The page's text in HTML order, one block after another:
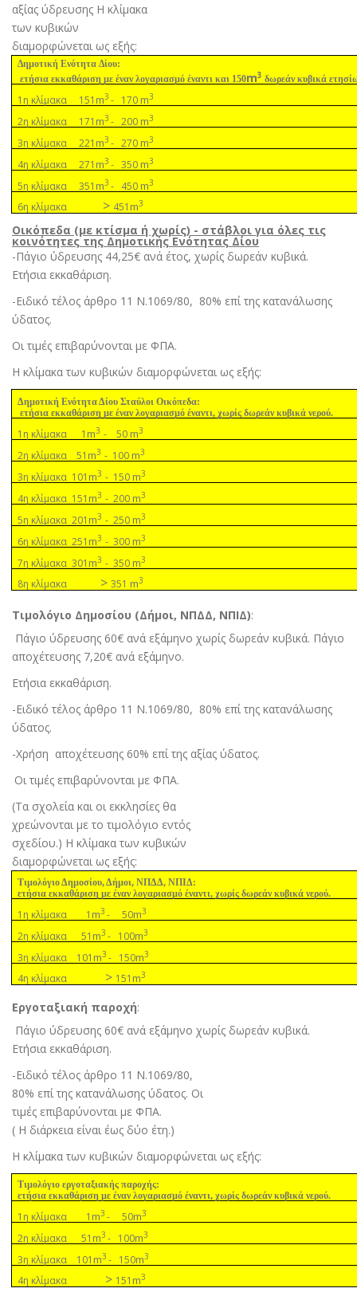
αξίας ύδρευσης Η κλίµακα
των κυβικών
διαµορφώνεται ως εξής:
∆ηµοτική Ενότητα ∆ίου:
ετήσια εκκαθάριση µε έναν λογαριασµό έναντι και 150m3 δωρεάν κυβικά
1η κλίµακα 151 m3 - 170 m3
2η κλίµακα 171 m3 - 200 m3
3η κλίµακα 221 m3 - 270 m3
4η κλίµακα 271 m3 - 350 m3
5η κλίµακα 351 m3 - 450 m3
6η κλίµακα > 451 m3
Οικόπεδα (µε κτίσµα ή χωρίς) - στάβλοι για όλες τις
κοινότητες της Δηµοτικής Ενότητας Δίου
-Πάγιο ύδρευσης 44,25€ ανά έτος, χωρίς δωρεάν κυβικά.
Ετήσια εκκαθάριση.
-Ειδικό τέλος άρθρο 11 Ν.1069/80, 80% επί της κατανάλωσης
ύδατος.
Οι τιµές επιβαρύνονται µε ΦΠΑ.
Η κλίµακα των κυβικών διαµορφώνεται ως εξής:
Δηµοτική Ενότητα Δίου Σταύλοι Οικόπεδα:
ετήσια εκκαθάριση µε έναν λογαριασµό έναντι, χωρίς δωρεάν κυβικά νερού.
1η κλίµακα 1 m3 - 50 m3
2η κλίµακα 51 m3 - 100 m3
3η κλίµακα 101 m3 - 150 m3
4η κλίµακα 151 m3 - 200 m3
5η κλίµακα 201 m3 - 250 m3
6η κλίµακα 251 m3 - 300 m3
7η κλίµακα 301 m3 - 350 m3
8η κλίµακα >351 m3
Τιµολόγιο Δηµοσίου (Δήµοι, ΝΠΔΔ, ΝΠΙΔ):
Πάγιο ύδρευσης 60€ ανά εξάµηνο χωρίς δωρεάν κυβικά. Πάγιο
αποχέτευσης 7,20€ ανά εξάµηνο.
Ετήσια εκκαθάριση.
-Ειδικό τέλος άρθρο 11 Ν.1069/80, 80% επί της κατανάλωσης
ύδατος.
-Χρήση αποχέτευσης 60% επί της αξίας ύδατος.
Οι τιµές επιβαρύνονται µε ΦΠΑ.
(Τα σχολεία και οι εκκλησίες θα
χρεώνονται µε το τιµολόγιο εντός
σχεδίου.) Η κλίµακα των κυβικών
διαµορφώνεται ως εξής:
Τιµολόγιο Δηµοσίου, Δήµοι, ΝΠΔΔ, ΝΠΙΔ:
ετήσια εκκαθάριση µε έναν λογαριασµό έναντι, χωρίς δωρεάν κυβικά νερού.
1η κλίµακα 1 m3 - 50m3
2η κλίµακα 51 m3 - 100m3
3η κλίµακα 101 m3 - 150m3
4η κλίµακα > 151 m3
Εργοταξιακή παροχή:
Πάγιο ύδρευσης 60€ ανά εξάµηνο χωρίς δωρεάν κυβικά.
Ετήσια εκκαθάριση.
-Ειδικό τέλος άρθρο 11 Ν.1069/80,
80% επί της κατανάλωσης ύδατος. Οι
τιµές επιβαρύνονται µε ΦΠΑ.
( Η διάρκεια είναι έως δύο έτη.)
Η κλίµακα των κυβικών διαµορφώνεται ως εξής:
Τιµολόγιο εργοταξιακής παροχής:
ετήσια εκκαθάριση µε έναν λογαριασµό έναντι, χωρίς δωρεάν κυβικά νερού.
1η κλίµακα 1 m3 - 50m3
2η κλίµακα 51 m3 - 100m3
3η κλίµακα 101 m3 - 150m3
4η κλίµακα > 151 m3